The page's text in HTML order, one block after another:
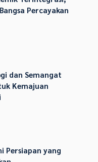
Percayakan
dan Semangat
Kemajuan
Persiapan yang